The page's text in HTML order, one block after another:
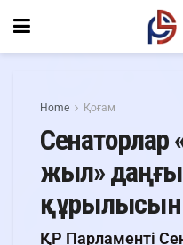
Home Қоғам
Сенаторлар
жыл»
ҚР Парламенті